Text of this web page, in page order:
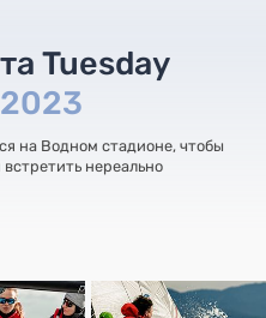
Tuesday
2023
на Водном стадионе, чтобы
нереально